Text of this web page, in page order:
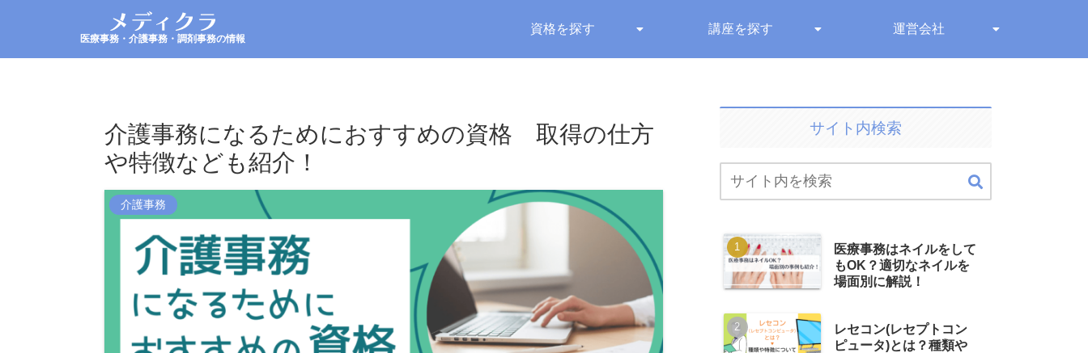
医療事務・介護事務・調剤事務の情報
資格を探す 講座を探す 運営会社
介護事務になるためにおすすめの資格 取得の仕方
や特徴なども紹介！
介護事務
サイト内検索
医療事務はネイルをして
もOK？適切なネイルを
場面別に解説！
レセコン(レセプトコン
ピュータ)とは？種類や